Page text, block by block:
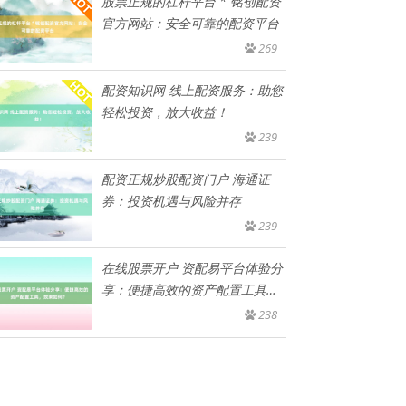
官方网站：安全可靠的配资平台
269
配资知识网 线上配资服务：助您
轻松投资，放大收益！
239
配资正规炒股配资门户 海通证
券：投资机遇与风险并存
239
在线股票开户 资配易平台体验分
享：便捷高效的资产配置工具，
238